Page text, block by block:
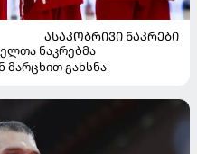
ᲐᲡᲐᲙᲝᲑᲠᲘᲕᲘ ᲜᲐᲙᲠᲔᲑᲘ
ნაკრებმა
მარცხით გახსნა